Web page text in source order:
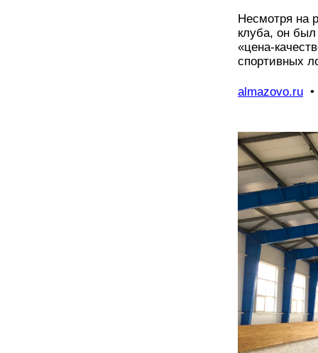
Несмотря на
клуба, он
«цена-
спортивных
almazovo.ru